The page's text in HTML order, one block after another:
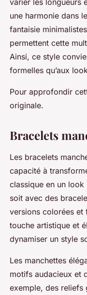
varier les longueurs
une harmonie dans
fantaisie
permettent cette
Ainsi, ce style
formelles qu’aux
Pour approfondir
originale.
Bracelets
Les bracelets
capacité à
classique en un
soit avec des
versions colorées et
touche artistique et
dynamiser un style
Les manchettes
motifs audacieux et
exemple, des reliefs